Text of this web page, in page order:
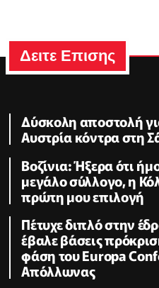
Δειτε Επισης
Δύσκολη αποστολή
Αυστρία κόντρα στη
Βοζίνια: Ήξερα ότι
μεγάλο σύλλογο, η
πρώτη μου επιλογή
Πέτυχε διπλό στην
έβαλε βάσεις
φάση του Europa
Απόλλωνας